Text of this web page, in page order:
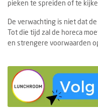
pieken te spreiden of te
De verwachting is niet dat
Tot die tijd zal de horeca
en strengere voorwaarden